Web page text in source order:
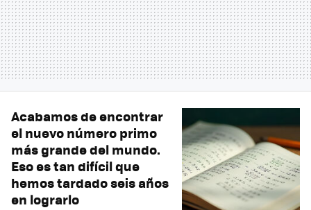
Acabamos de encontrar
el nuevo número primo
más grande del mundo.
Eso es tan difícil que
hemos tardado seis años
en lograrlo